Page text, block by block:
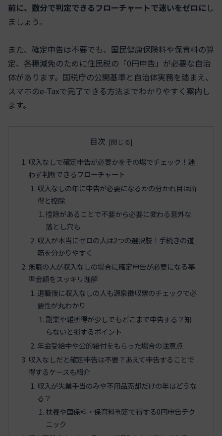
前に、数分で判定できるフローチャートで迷いをゼロに し
ましょう。
また、確定申告は不要でも、国民健康保険料や保育料の算
定、各種減免のために住民税の「0円申告」が必要な自治
体があります。国税庁の公開基準と自治体実務を踏まえ、
スマホのe-Taxで完了できる方法までわかりやすく案内し
ます。
目次
収入なしで確定申告が必要かをその場でチェック！迷
わず判断できるフローチャート
収入なしの年に申告が必要になるかの分かれ目は所
得と控除
控除があることで不要から必要に変わる意外な
落とし穴も
収入が本当にゼロの人は2つの選択肢！手続きの道
筋を分かりやすく
無職の人が収入なしの場合に確定申告が必要になる基
準金額をスッキリ理解
退職後に収入なしの人も源泉徴収票のチェックで必
要性が丸わかり
副業や雑所得が少しでもどこまで申告する？知
らないと損するポイント
年金受給中や公的給付をもらった場合の注意点
収入なしだと確定申告は不要？あえて申告することで
得するケースも紹介
収入が失業手当のみや不用品売却だけの年はどうな
る？
扶養や国保料・保育料判定で得する0円申告テク
ニック